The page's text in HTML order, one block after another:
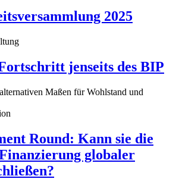
2025
jenseits des BIP
Maßen für Wohlstand und
Round: Kann sie die
globaler